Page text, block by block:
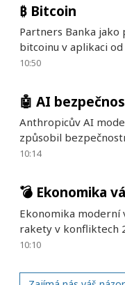
₿ Bitcoin
Partners Banka jako
bitcoinu v aplikaci
10:50
🤖 AI
Anthropicův AI
způsobil
10:14
💣 Ekonomika
Ekonomika moderní
rakety v konfliktech
10:10